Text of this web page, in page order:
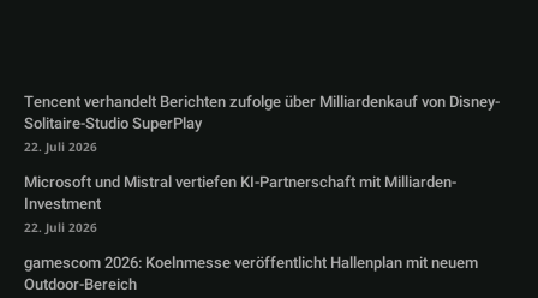
Tencent verhandelt Berichten zufolge über Milliardenkauf von Disney-
Solitaire-Studio SuperPlay
22. Juli 2026
Microsoft und Mistral vertiefen KI-Partnerschaft mit Milliarden-
Investment
22. Juli 2026
gamescom 2026: Koelnmesse veröffentlicht Hallenplan mit neuem
Outdoor-Bereich